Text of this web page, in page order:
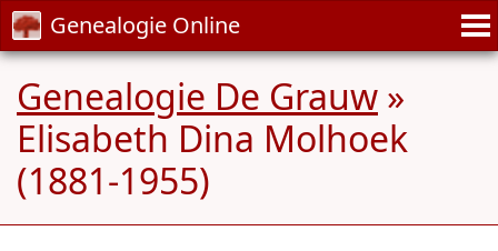
Genealogie Online
Genealogie De Grauw »
Elisabeth Dina Molhoek
(1881-1955)